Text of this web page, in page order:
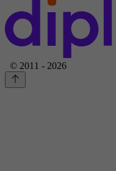
© 2011 - 2026